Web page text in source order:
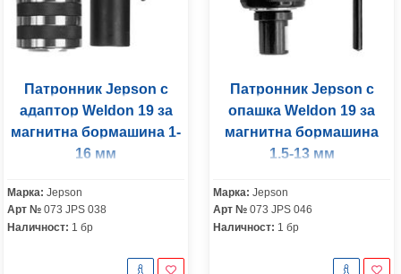
Патронник Jepson с
адаптор Weldon 19 за
магнитна бормашина 1-
16 мм
Марка: Jepson
Арт № 073 JPS 038
Наличност: 1 бр
Патронник Jepson с
опашка Weldon 19 за
магнитна бормашина
1.5-13 мм
Марка: Jepson
Арт № 073 JPS 046
Наличност: 1 бр